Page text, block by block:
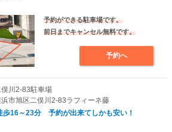
予約ができる駐車場です。
前日までキャンセル無料です。
予約へ
俣川2-83駐車場
市旭区二俣川2-83ラフィーネ藤
16～23分 予約が出来てしかも安い！